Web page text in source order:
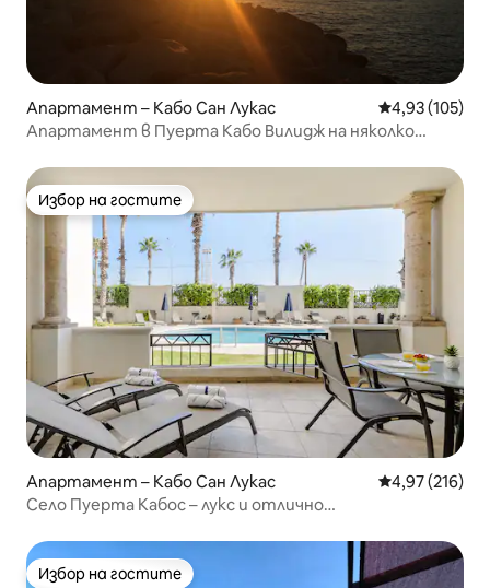
Апартамент – Кабо Сан Лукас Средна
4,93 (105)
Апартамент в Пуерта Кабо Вилидж на няколко
Избор на гостите
Избор на гостите
Апартамент – Кабо Сан Лукас Средна
4,97 (216)
Село Пуерта Кабос – лукс и отлично
Избор на гостите
Избор на гостите